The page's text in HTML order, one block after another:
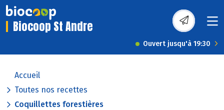
Biocoop St Andre
Ouvert jusqu'à 19:30
Accueil
Toutes nos recettes
Coquillettes forestières